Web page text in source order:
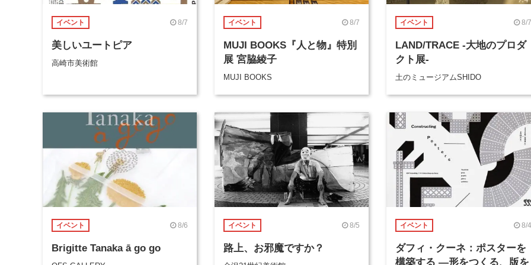
イベント 8/7
美しいユートピア
高崎市美術館
イベント 8/7
MUJI BOOKS『人と物』特別
展 宮脇綾子
MUJI BOOKS
イベント 8/7
LAND/TRACE -大地のプロダ
クト展-
土のミュージアムSHIDO
イベント 8/6
Brigitte Tanaka ā go go
イベント 8/5
路上、お邪魔ですか？
イベント 8/4
ダフィ・クーネ：ポスターを
構築する ―形をつくる、版を